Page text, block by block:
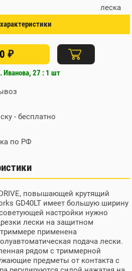
леска
нижнее
38 мм
40 В
нет
₽
Иванова, 27 : 1 шт
- бесплатно
по РФ
повышающей крутящий
GD40LT имеет большую ширину
настройки нужно
лески на защитном
применена
подача лески.
рядом с триммерной
предметы от контакта с